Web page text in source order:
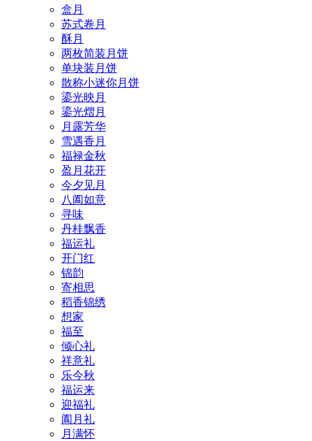
盒月
苏式卷月
酥月
两枚简装月饼
单块装月饼
散称小迷你月饼
鎏光映月
鎏光熠月
月露芳华
雪遇香月
福禄金秋
盈月花开
今夕见月
八阖如意
寻味
丹桂飘香
福运礼
开门红
锦韵
寄相思
稻香锦绣
想家
福至
倾心礼
祥意礼
乐今秋
福运来
迎福礼
阖月礼
月满怀